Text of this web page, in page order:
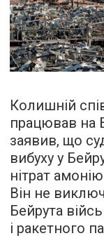
Колишній
працював на
заявив, що
вибуху у
нітрат
Він не
Бейрута
і ракетного